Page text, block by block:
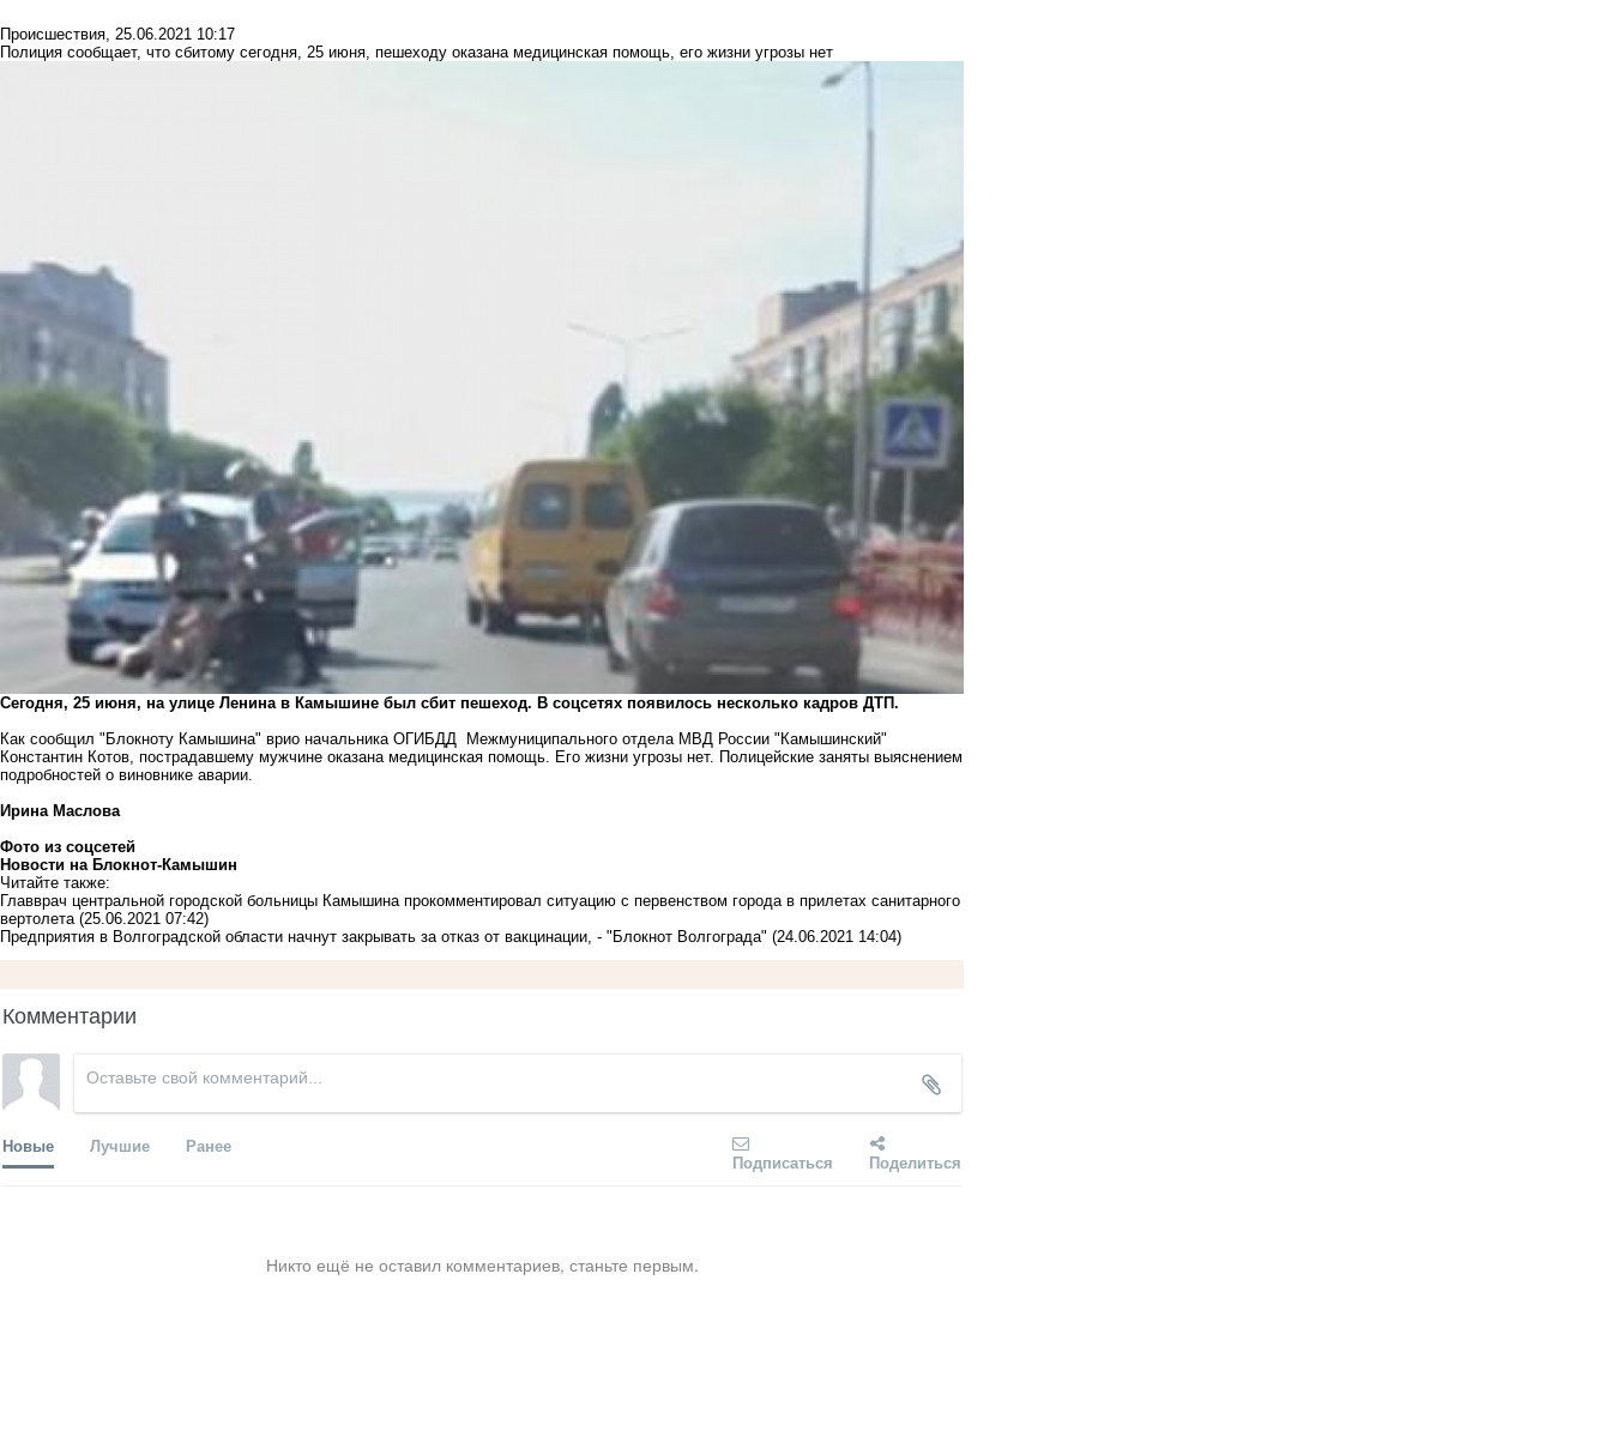
Происшествия, 25.06.2021 10:17
Полиция сообщает, что сбитому сегодня, 25 июня, пешеходу оказана медицинская помощь, его жизни угрозы нет
Сегодня, 25 июня, на улице Ленина в Камышине был сбит пешеход. В соцсетях появилось несколько кадров ДТП.
Как сообщил "Блокноту Камышина" врио начальника ОГИБДД Межмуниципального отдела МВД России "Камышинский"
Константин Котов, пострадавшему мужчине оказана медицинская помощь. Его жизни угрозы нет. Полицейские заняты выяснением
подробностей о виновнике аварии.
Ирина Маслова
Фото из соцсетей
Новости на Блoкнoт-Камышин
Читайте также:
Главврач центральной городской больницы Камышина прокомментировал ситуацию с первенством города в прилетах санитарного
вертолета (25.06.2021 07:42)
Предприятия в Волгоградской области начнут закрывать за отказ от вакцинации, - "Блокнот Волгограда" (24.06.2021 14:04)
Комментарии
Новые Лучшие Ранее
Подписаться Поделиться
Никто ещё не оставил комментариев, станьте первым.